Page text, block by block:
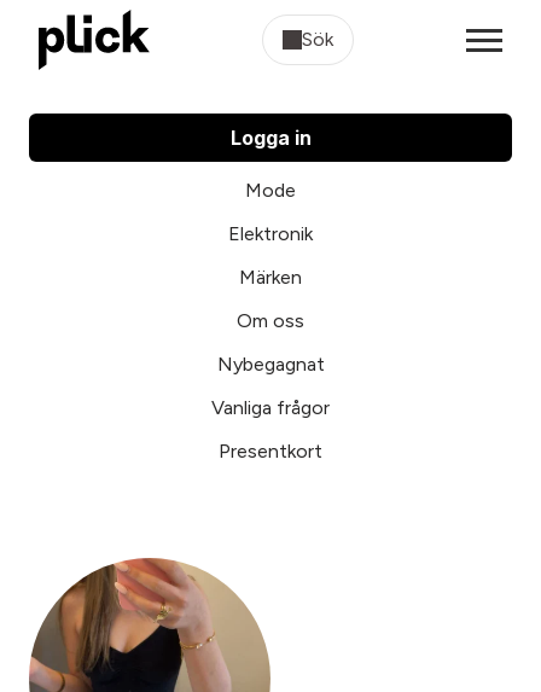
Sök
Logga in
Mode
Elektronik
Märken
Om oss
Nybegagnat
Vanliga frågor
Presentkort